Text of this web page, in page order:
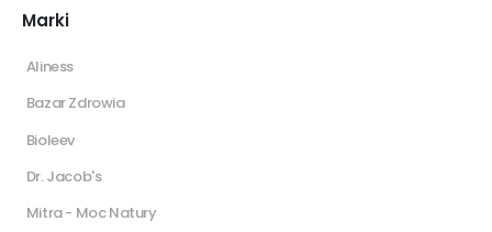
Marki
Aliness
Bazar Zdrowia
Bioleev
Dr. Jacob's
Mitra - Moc Natury